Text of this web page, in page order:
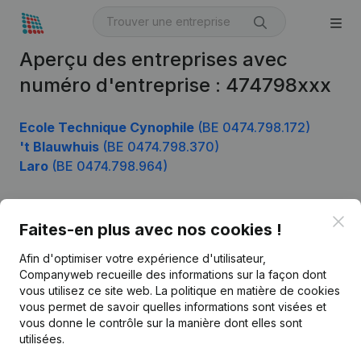
Aperçu des entreprises avec
numéro d'entreprise : 474798xxx
Ecole Technique Cynophile (BE 0474.798.172)
't Blauwhuis (BE 0474.798.370)
Laro (BE 0474.798.964)
Faites-en plus avec nos cookies !
Afin d'optimiser votre expérience d'utilisateur,
Companyweb recueille des informations sur la façon dont
vous utilisez ce site web. La politique en matière de cookies
vous permet de savoir quelles informations sont visées et
vous donne le contrôle sur la manière dont elles sont
utilisées.
Français
Kantorenpark Everest
Produit
Informations d’entreprise
Monitoring
Recherche internationale